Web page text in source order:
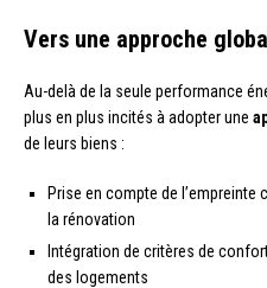
Vers une approche
Au-delà de la seule performance
plus en plus incités à adopter une
de leurs biens :
Prise en compte de
la rénovation
Intégration de critères de
des logements